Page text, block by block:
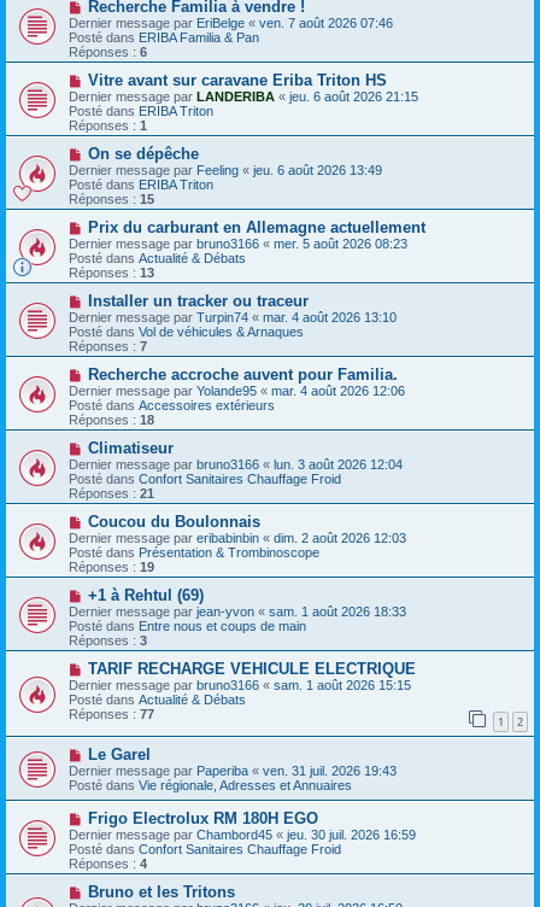
a
g
e
m
e
s
s
a
g
e
N
o
u
v
e
a
m
e
s
s
a
g
e
Recherche Familia à vendre !
Dernier message par EriBelge « ven. 7 août 2026 07:46
Posté dans ERIBA Familia & Pan
Réponses : 6
N
o
u
v
e
a
m
e
s
s
a
g
e
Vitre avant sur caravane Eriba Triton HS
Dernier message par LANDERIBA « jeu. 6 août 2026 21:15
Posté dans ERIBA Triton
Réponses : 1
N
o
u
v
e
a
u
m
e
s
s
a
g
e
On se dépêche
Dernier message par Feeling « jeu. 6 août 2026 13:49
Posté dans ERIBA Triton
Réponses : 15
N
o
u
v
e
a
u
m
e
s
s
a
g
e
Prix ​​du carburant en Allemagne actuellement
Dernier message par bruno3166 « mer. 5 août 2026 08:23
Posté dans Actualité & Débats
Réponses : 13
N
o
u
v
e
a
u
m
e
s
s
a
g
e
Installer un tracker ou traceur
Dernier message par Turpin74 « mar. 4 août 2026 13:10
Posté dans Vol de véhicules & Arnaques
Réponses : 7
N
o
u
v
e
a
m
e
s
s
a
g
e
Recherche accroche auvent pour Familia.
Dernier message par Yolande95 « mar. 4 août 2026 12:06
Posté dans Accessoires extérieurs
Réponses : 18
N
o
u
v
e
a
m
e
s
g
e
Climatiseur
Dernier message par bruno3166 « lun. 3 août 2026 12:04
Posté dans Confort Sanitaires Chauffage Froid
Réponses : 21
N
o
u
v
e
m
e
s
s
g
e
Coucou du Boulonnais
Dernier message par eribabinbin « dim. 2 août 2026 12:03
Posté dans Présentation & Trombinoscope
Réponses : 19
N
o
u
v
e
a
m
e
s
s
a
g
e
+1 à Rehtul (69)
Dernier message par jean-yvon « sam. 1 août 2026 18:33
Posté dans Entre nous et coups de main
Réponses : 3
N
o
u
v
e
a
u
m
e
s
a
g
e
TARIF RECHARGE VEHICULE ELECTRIQUE
Dernier message par bruno3166 « sam. 1 août 2026 15:15
Posté dans Actualité & Débats
Réponses : 77 1 2
N
o
u
v
e
a
u
m
e
s
Le Garel
Dernier message par Paperiba « ven. 31 juil. 2026 19:43
Posté dans Vie régionale, Adresses et Annuaires
N
o
u
v
e
a
u
Frigo Electrolux RM 180H EGO
Dernier message par Chambord45 « jeu. 30 juil. 2026 16:59
Posté dans Confort Sanitaires Chauffage Froid
Réponses : 4
N
o
Bruno et les Tritons